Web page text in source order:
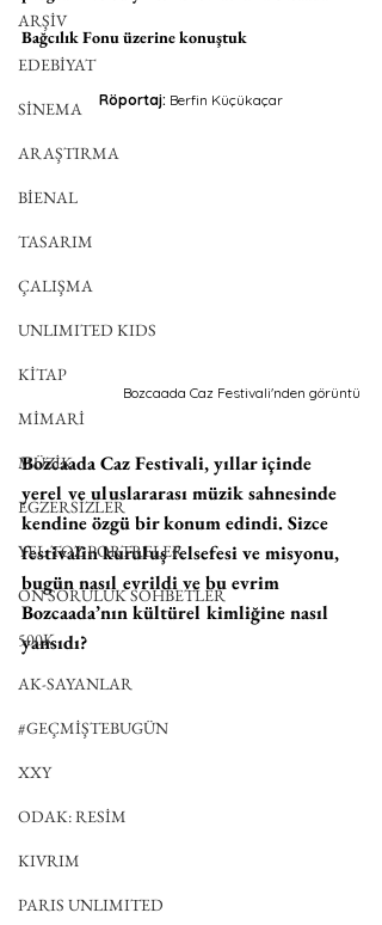
ARŞİV
EDEBİYAT
SİNEMA
ARAŞTIRMA
BİENAL
TASARIM
ÇALIŞMA
UNLIMITED KIDS
KİTAP
MİMARİ
MÜZİK
EGZERSİZLER
YEL TOZ PORTRELER
ON SORULUK SOHBETLER
500K
AK-SAYANLAR
#GEÇMİŞTEBUGÜN
XXY
ODAK: RESİM
KIVRIM
PARIS UNLIMITED
Bağcılık Fonu üzerine konuştuk
Röportaj: Berfin Küçükaçar
Bozcaada Caz Festivali'nden görüntü
Bozcaada Caz Festivali, yıllar içinde
yerel ve uluslararası müzik sahnesinde
kendine özgü bir konum edindi. Sizce
festivalin kuruluş felsefesi ve misyonu,
bugün nasıl evrildi ve bu evrim
Bozcaada’nın kültürel kimliğine nasıl
yansıdı?